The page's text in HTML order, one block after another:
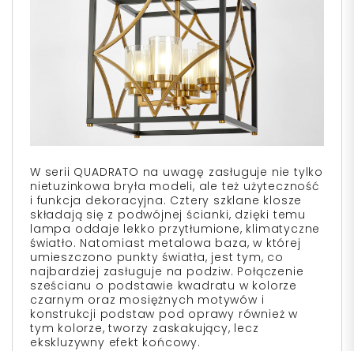
W serii QUADRATO na uwagę zasługuje nie tylko
nietuzinkowa bryła modeli, ale też użyteczność
i funkcja dekoracyjna. Cztery szklane klosze
składają się z podwójnej ścianki, dzięki temu
lampa oddaje lekko przytłumione, klimatyczne
światło. Natomiast metalowa baza, w której
umieszczono punkty światła, jest tym, co
najbardziej zasługuje na podziw. Połączenie
sześcianu o podstawie kwadratu w kolorze
czarnym oraz mosiężnych motywów i
konstrukcji podstaw pod oprawy również w
tym kolorze, tworzy zaskakujący, lecz
ekskluzywny efekt końcowy.